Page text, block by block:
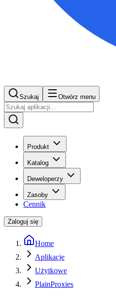
Szukaj Otwórz menu
Produkt
Katalog
Deweloperzy
Zasoby
Cennik
Zaloguj się
Home
Aplikacje
Użytkowe
PlainProxies